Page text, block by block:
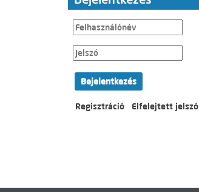
Bejelentkezés
Regisztráció Elfelejtett jelszó